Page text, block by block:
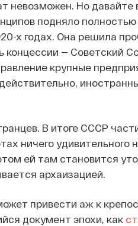
невозможен. Но
подняло
х годах. Она решила
концессии — Советский
крупные
В итоге СССР
ничего удивительного
ей там становится
архаизацией.
привести аж к
документ эпохи, как